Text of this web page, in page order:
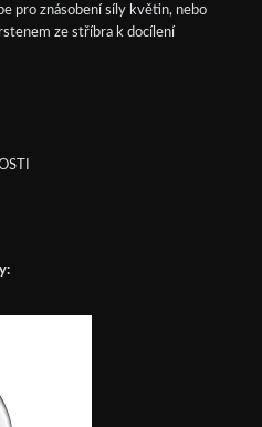
pro znásobení síly květin, nebo
ze stříbra k docílení